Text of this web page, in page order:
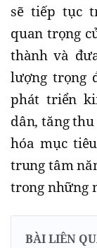
sẽ tiếp tục
quan trọng
thành và
lượng trọng
phát triển
dân, tăng
hóa mục
trung tâm
trong những
BÀI LIÊN